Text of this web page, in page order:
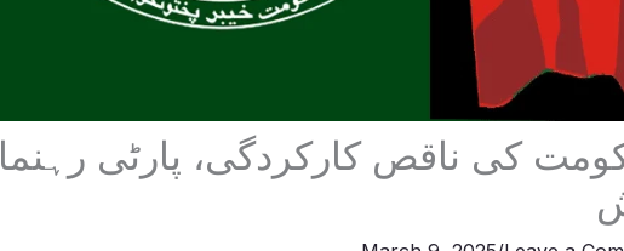
کی ناقص کارکردگی، پارٹی رہنما